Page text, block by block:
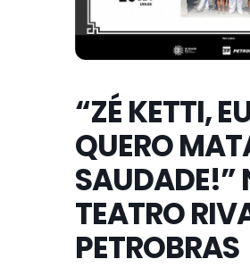
“ZÉ KETTI,
QUERO
SAUDADE!”
TEATRO
PETROBRAS